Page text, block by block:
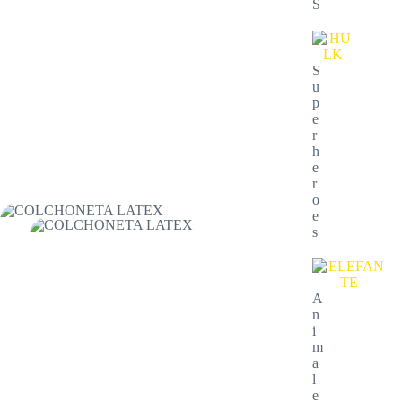
S
S
u
p
e
r
h
e
r
o
e
s
A
n
i
m
a
l
e